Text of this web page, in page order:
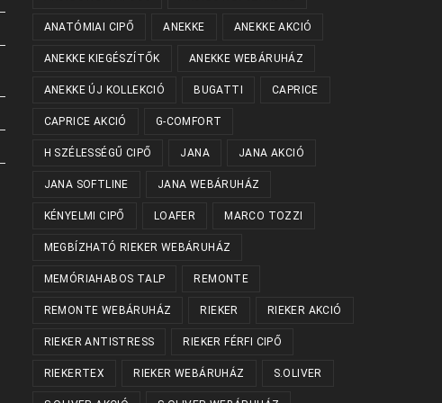
ANATÓMIAI CIPŐ ANEKKE ANEKKE AKCIÓ
ANEKKE KIEGÉSZÍTŐK ANEKKE WEBÁRUHÁZ
ANEKKE ÚJ KOLLEKCIÓ BUGATTI CAPRICE
CAPRICE AKCIÓ G-COMFORT
H SZÉLESSÉGŰ CIPŐ JANA JANA AKCIÓ
JANA SOFTLINE JANA WEBÁRUHÁZ
KÉNYELMI CIPŐ LOAFER MARCO TOZZI
MEGBÍZHATÓ RIEKER WEBÁRUHÁZ
MEMÓRIAHABOS TALP REMONTE
REMONTE WEBÁRUHÁZ RIEKER RIEKER AKCIÓ
RIEKER ANTISTRESS RIEKER FÉRFI CIPŐ
RIEKERTEX RIEKER WEBÁRUHÁZ S.OLIVER